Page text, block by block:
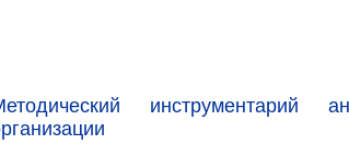
инструментарий